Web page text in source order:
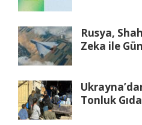
Rusya,
Zeka ile
Tonluk